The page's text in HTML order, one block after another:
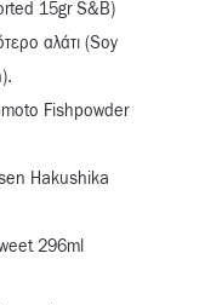
15gr S&B)
αλάτι (Soy
Fishpowder
Hakushika
296ml